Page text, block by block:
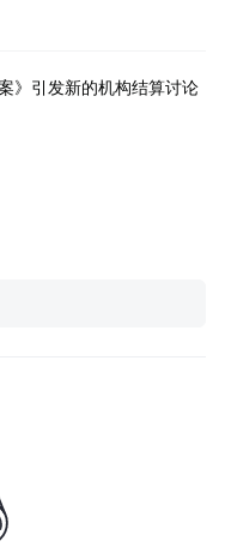
》引发新的机构结算讨论